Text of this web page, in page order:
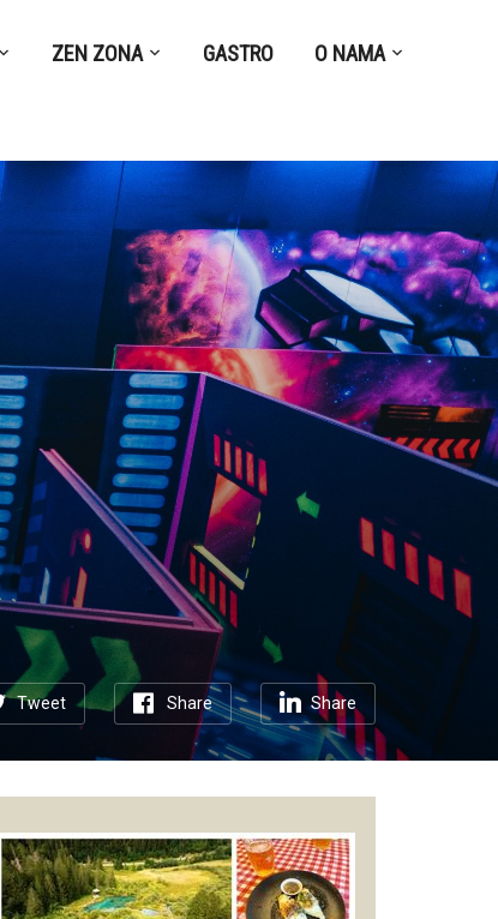
ZEN ZONA GASTRO O NAMA
Tweet Share Share